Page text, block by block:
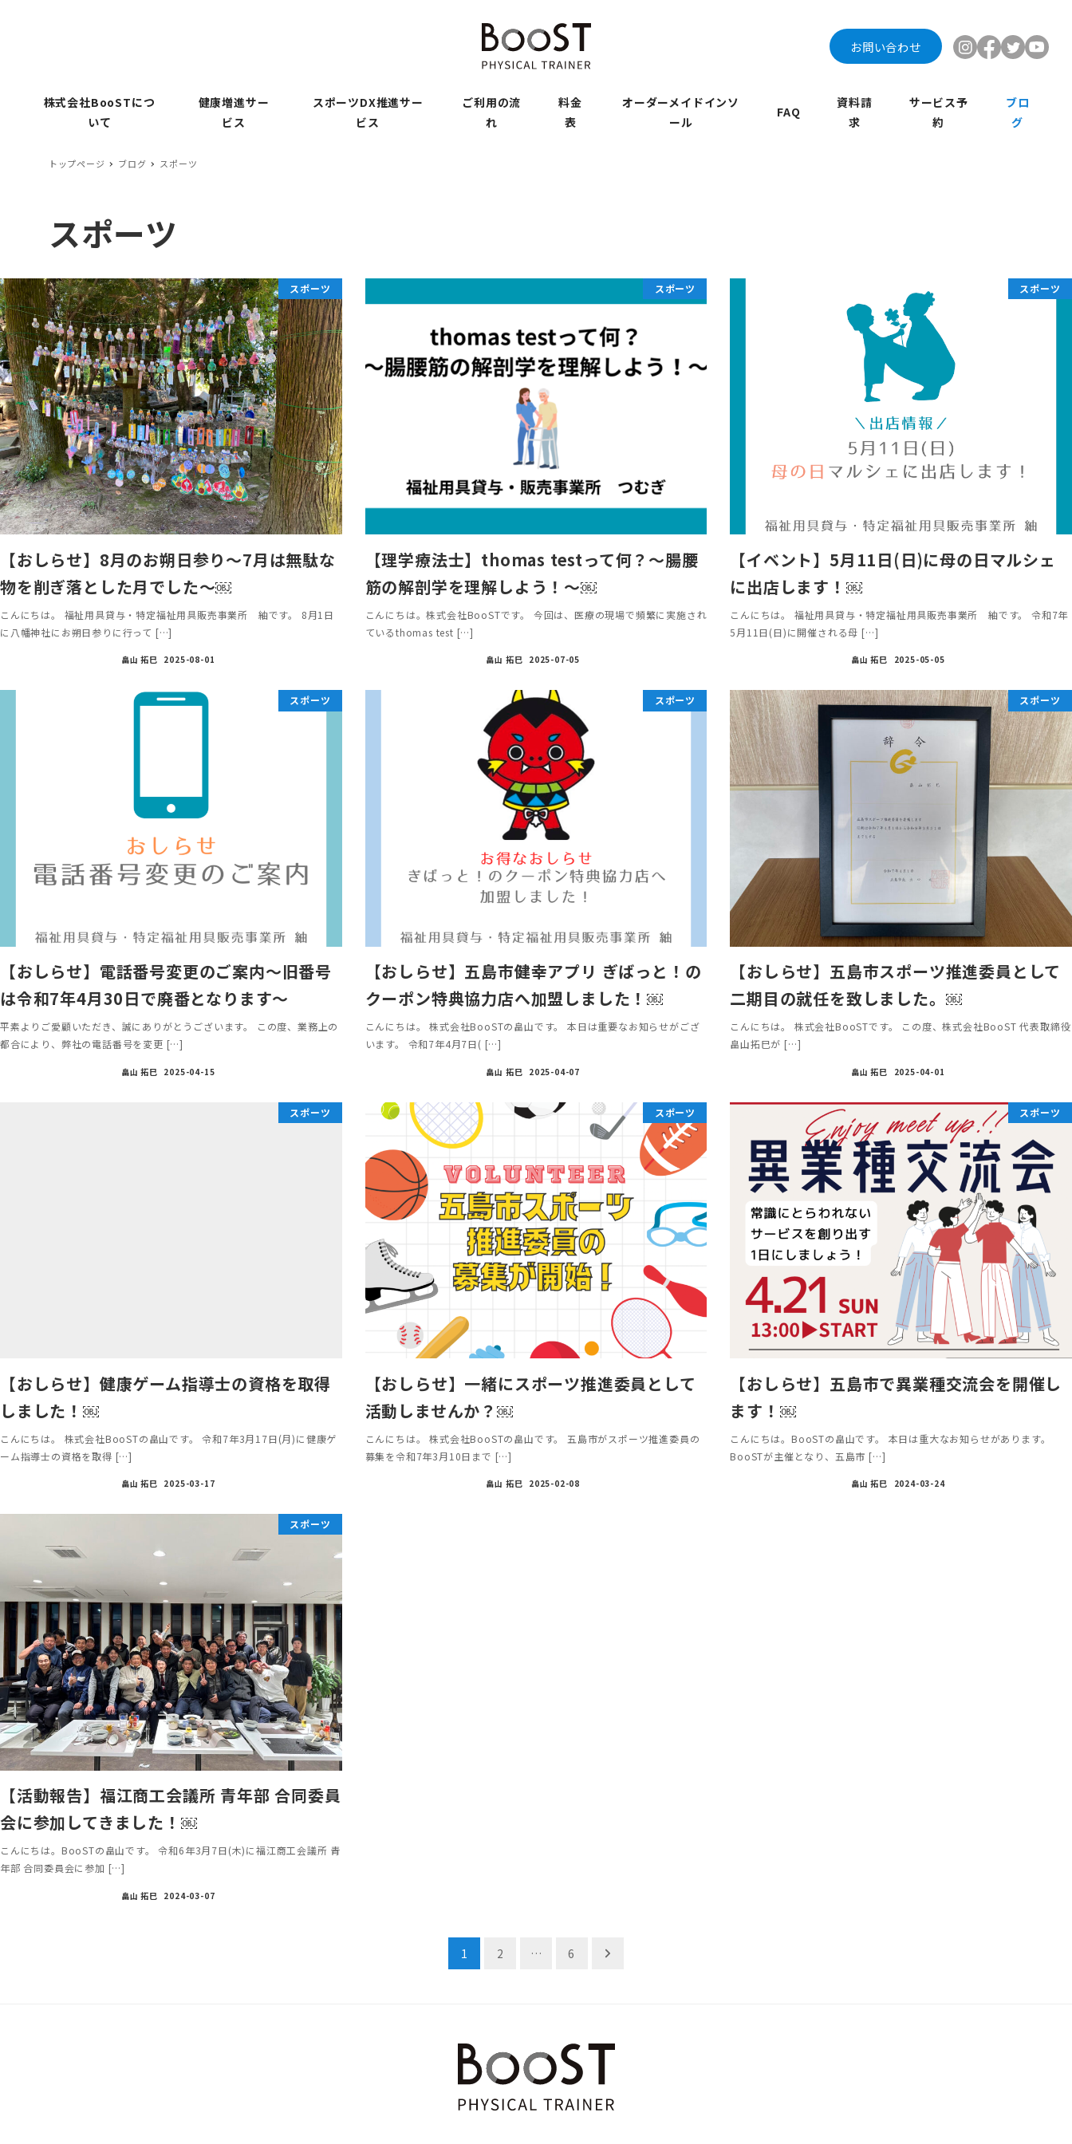
お問い合わせ
株式会社BooSTにつ
いて
健康増進サー
ビス
スポーツDX推進サー
ビス
ご利用の流
れ
料金
表
オーダーメイドインソ
ール
FAQ
資料請
求
サービス予
約
ブロ
グ
トップページ ブログ スポーツ
スポーツ
スポーツ
【おしらせ】8月のお朔日参り〜7月は無駄な
物を削ぎ落とした月でした〜￼
こんにちは。 福祉用具貸与・特定福祉用具販売事業所 紬です。 8月1日
に八幡神社にお朔日参りに行って […]
畠山 拓巳 2025-08-01
スポーツ
【理学療法士】thomas testって何？〜腸腰
筋の解剖学を理解しよう！〜￼
こんにちは。株式会社BooSTです。 今回は、医療の現場で頻繁に実施され
ているthomas test […]
畠山 拓巳 2025-07-05
スポーツ
【イベント】5月11日(日)に母の日マルシェ
に出店します！￼
こんにちは。 福祉用具貸与・特定福祉用具販売事業所 紬です。 令和7年
5月11日(日)に開催される母 […]
畠山 拓巳 2025-05-05
スポーツ
【おしらせ】電話番号変更のご案内〜旧番号
は令和7年4月30日で廃番となります〜
平素よりご愛顧いただき、誠にありがとうございます。 この度、業務上の
都合により、弊社の電話番号を変更 […]
畠山 拓巳 2025-04-15
スポーツ
【おしらせ】五島市健幸アプリ ぎばっと！の
クーポン特典協力店へ加盟しました！￼
こんにちは。 株式会社BooSTの畠山です。 本日は重要なお知らせがござ
います。 令和7年4月7日( […]
畠山 拓巳 2025-04-07
スポーツ
【おしらせ】五島市スポーツ推進委員として
二期目の就任を致しました。￼
こんにちは。 株式会社BooSTです。 この度、株式会社BooST 代表取締役
畠山拓巳が […]
畠山 拓巳 2025-04-01
スポーツ
【おしらせ】健康ゲーム指導士の資格を取得
しました！￼
こんにちは。 株式会社BooSTの畠山です。 令和7年3月17日(月)に健康ゲ
ーム指導士の資格を取得 […]
畠山 拓巳 2025-03-17
スポーツ
【おしらせ】一緒にスポーツ推進委員として
活動しませんか？￼
こんにちは。 株式会社BooSTの畠山です。 五島市がスポーツ推進委員の
募集を令和7年3月10日まで […]
畠山 拓巳 2025-02-08
スポーツ
【おしらせ】五島市で異業種交流会を開催し
ます！￼
こんにちは。BooSTの畠山です。 本日は重大なお知らせがあります。
BooSTが主催となり、五島市 […]
畠山 拓巳 2024-03-24
スポーツ
【活動報告】福江商工会議所 青年部 合同委員
会に参加してきました！￼
こんにちは。BooSTの畠山です。 令和6年3月7日(木)に福江商工会議所 青
年部 合同委員会に参加 […]
畠山 拓巳 2024-03-07
1 2 … 6